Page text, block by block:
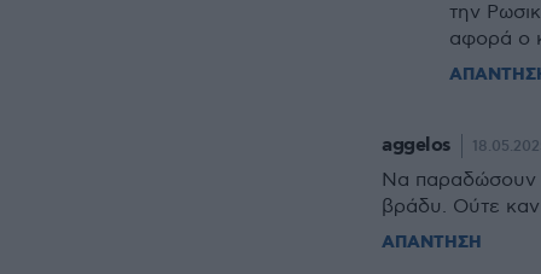
την
αφορά ο
aggelos
Να παραδώσουν
βράδυ. Ούτε καν
ΑΠΑΝΤΗΣΗ